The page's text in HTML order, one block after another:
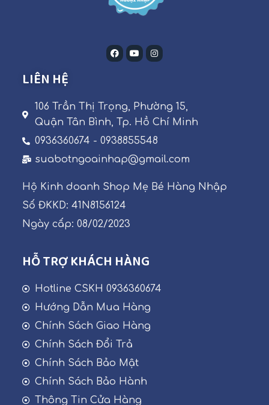
LIÊN HỆ
106 Trần Thị Trọng, Phường 15,
Quận Tân Bình, Tp. Hồ Chí Minh
0936360674 - 0938855548
suabotngoainhap@gmail.com
Hộ Kinh doanh Shop Mẹ Bé Hàng Nhập
Số ĐKKD: 41N8156124
Ngày cấp: 08/02/2023
HỖ TRỢ KHÁCH HÀNG
Hotline CSKH 0936360674
Hướng Dẫn Mua Hàng
Chính Sách Giao Hàng
Chính Sách Đổi Trả
Chính Sách Bảo Mật
Chính Sách Bảo Hành
Thông Tin Cửa Hàng